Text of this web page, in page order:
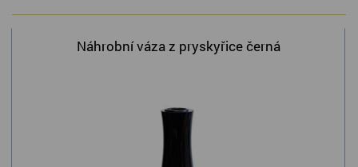
Náhrobní váza z pryskyřice černá